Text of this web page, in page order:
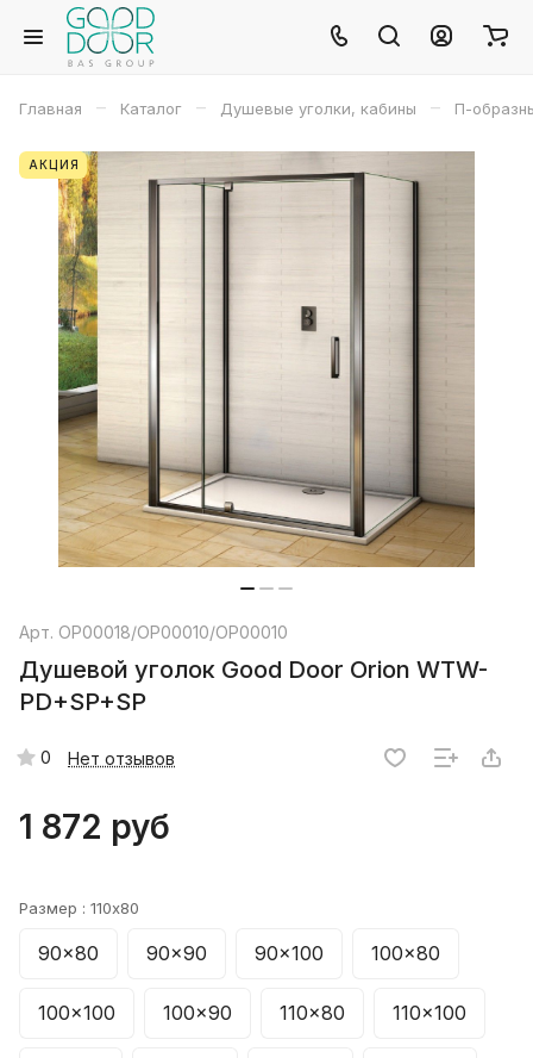
Главная – Каталог – Душевые уголки, кабины – П-
АКЦИЯ
Арт. ОР00018/ОР00010/ОР00010
Душевой уголок Good Door Orion WTW-
PD+SP+SP
0 Нет отзывов
1 872 руб
Размер : 110x80
90x80 90x90 90x100 100x80
100x100 100x90 110x80 110x100